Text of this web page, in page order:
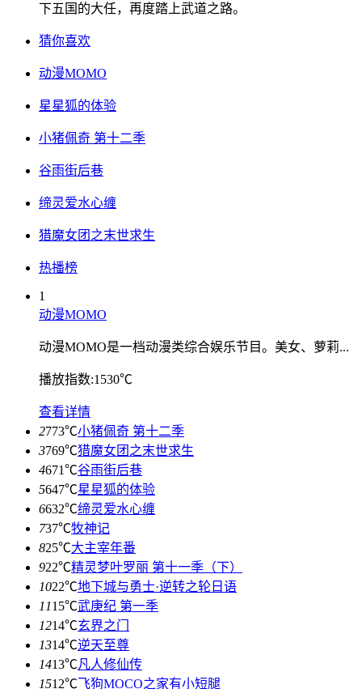
下五国的大任，再度踏上武道之路。
猜你喜欢
动漫MOMO
星星狐的体验
小猪佩奇 第十二季
谷雨街后巷
缔灵爱水心缠
猎魔女团之末世求生
热播榜
1
动漫MOMO
动漫MOMO是一档动漫类综合娱乐节目。美女、萝莉...
播放指数:1530℃
查看详情
2773℃小猪佩奇 第十二季
3769℃猎魔女团之末世求生
4671℃谷雨街后巷
5647℃星星狐的体验
6632℃缔灵爱水心缠
737℃牧神记
825℃大主宰年番
922℃精灵梦叶罗丽 第十一季（下）
1022℃地下城与勇士·逆转之轮日语
1115℃武庚纪 第一季
1214℃玄界之门
1314℃逆天至尊
1413℃凡人修仙传
1512℃飞狗MOCO之家有小短腿